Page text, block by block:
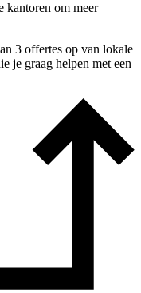
kantoren om meer
3 offertes op van lokale
je graag helpen met een